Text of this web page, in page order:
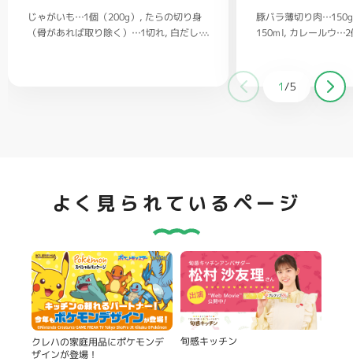
じゃがいも…1個（200g） たらの切り身
（骨があれば取り除く）…1切れ 白だし…
豚バラ薄切り肉…150g
150ml カレールウ…2
1/5
よく見られているページ
クレハの家庭用品にポケモンデ
ザインが登場！
旬感キッチン